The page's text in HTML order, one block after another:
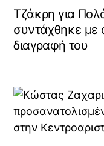
Τζάκρη για
συντάχθηκε με
διαγραφή του